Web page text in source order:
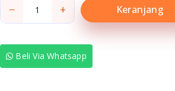
− + Keranjang
Beli Via Whatsapp